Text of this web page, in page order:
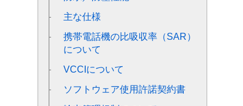
主な仕様
携帯電話機の比吸収率（SAR）
について
VCCIについて
ソフトウェア使用許諾契約書